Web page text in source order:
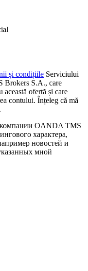
și condițiile Serviciului
Brokers S.A., care
această ofertă și care
contului. Înțeleg că mă
компании OANDA TMS
характера,
новостей и
мной